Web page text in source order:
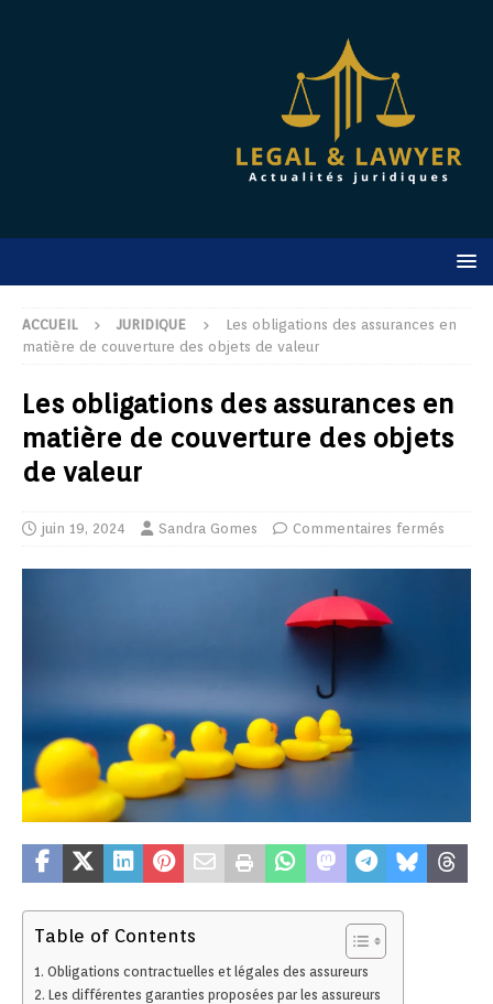
ACCUEIL JURIDIQUE
Les obligations des assurances en
matière de couverture des objets de valeur
Les obligations des assurances en
matière de couverture des objets
de valeur
juin 19, 2024 Sandra Gomes Commentaires fermés
Table of Contents
Obligations contractuelles et légales des assureurs
Les différentes garanties proposées par les assureurs